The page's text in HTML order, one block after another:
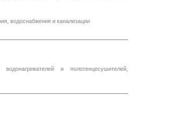
водоснабжения и канализации
и полотенцесушителей,